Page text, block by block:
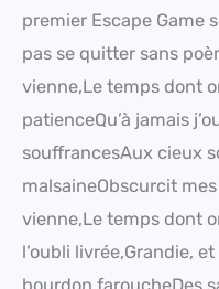
premier Escape Game
pas se quitter sans
vienne,Le temps dont
patienceQu’à jamais
souffrancesAux cieux
malsaineObscurcit mes
vienne,Le temps dont
l’oubli livrée,Grandie,